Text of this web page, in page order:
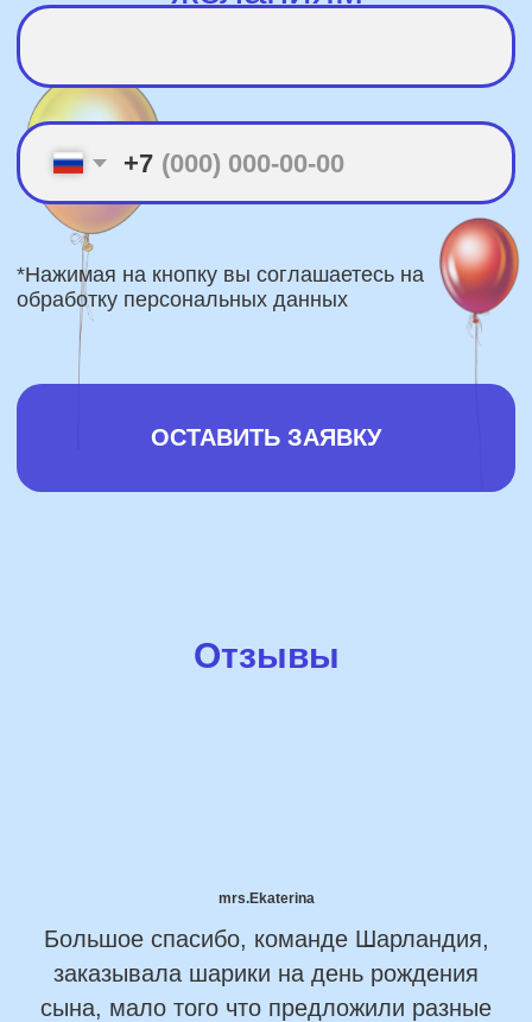
Отзывы
mrs.Ekaterina
Большое спасибо, команде Шарландия,
заказывала шарики на день рождения
сына, мало того что предложили разные